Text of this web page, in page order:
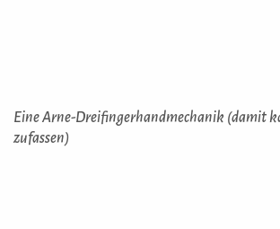
Eine Arne-Dreifingerhandmechanik (damit
zufassen)